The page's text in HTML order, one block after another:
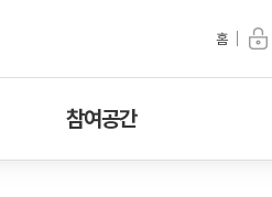
홈
참여공간